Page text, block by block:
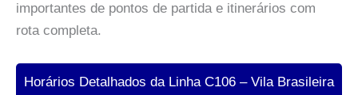
importantes de pontos de partida e itinerários com
rota completa.
Horários Detalhados da Linha C106 – Vila Brasileira